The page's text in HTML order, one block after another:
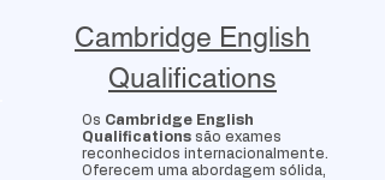
Cambridge English
Qualifications
Os Cambridge English
Qualifications são exames
reconhecidos internacionalmente.
Oferecem uma abordagem sólida,